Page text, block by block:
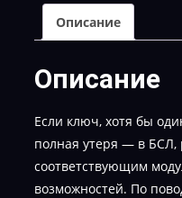
Описание
Описание
Если ключ, хотя бы
полная утеря — в БСЛ,
соответствующим
возможностей. По